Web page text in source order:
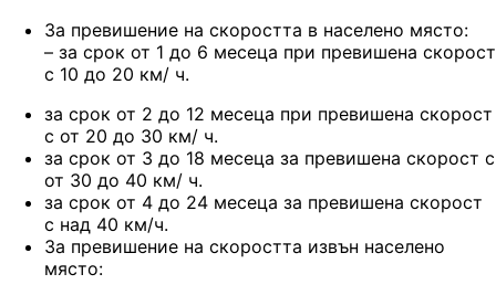
За превишение на скоростта в населено място:
– за срок от 1 до 6 месеца при превишена скорост
с 10 до 20 км/ ч.
за срок от 2 до 12 месеца при превишена скорост
с от 20 до 30 км/ ч.
за срок от 3 до 18 месеца за превишена скорост с
от 30 до 40 км/ ч.
за срок от 4 до 24 месеца за превишена скорост
с над 40 км/ч.
За превишение на скоростта извън населено
място: